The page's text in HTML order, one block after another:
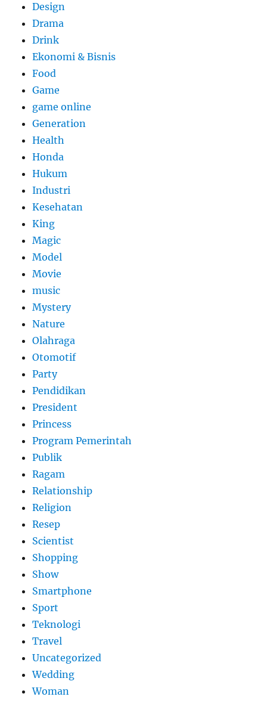
Design
Drama
Drink
Ekonomi & Bisnis
Food
Game
game online
Generation
Health
Honda
Hukum
Industri
Kesehatan
King
Magic
Model
Movie
music
Mystery
Nature
Olahraga
Otomotif
Party
Pendidikan
President
Princess
Program Pemerintah
Publik
Ragam
Relationship
Religion
Resep
Scientist
Shopping
Show
Smartphone
Sport
Teknologi
Travel
Uncategorized
Wedding
Woman